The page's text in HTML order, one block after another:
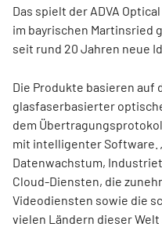
Das spielt der ADVA
im bayrischen Martinsried
seit rund 20 Jahren neue
Die Produkte basieren auf
glasfaserbasierter
dem
mit intelligenter Software.
Datenwachstum,
Cloud-Diensten, die
Videodiensten sowie die
vielen Ländern dieser